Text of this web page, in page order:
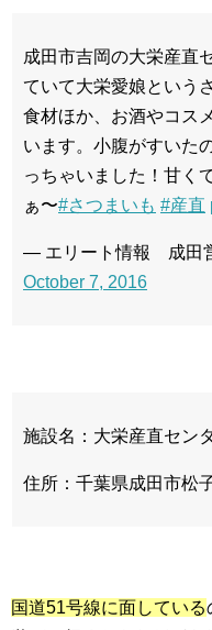
成田市吉岡の大栄産直
ていて大栄愛娘という
食材ほか、お酒やコス
います。小腹がすいた
っちゃいました！甘く
ぁ〜#さつまいも #産直
— エリート情報 成田
October 7, 2016
施設名：大栄産直セン
住所：千葉県成田市松
国道51号線に面している